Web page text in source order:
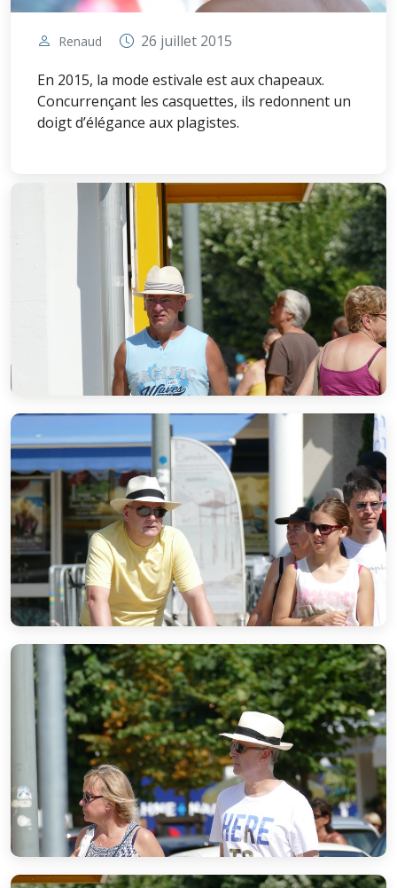
Renaud
26 juillet 2015
En 2015, la mode estivale est aux chapeaux.
Concurrençant les casquettes, ils redonnent un
doigt d’élégance aux plagistes.